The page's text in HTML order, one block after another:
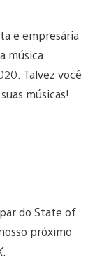
e empresária
música
Talvez você
músicas!
do State of
próximo
.